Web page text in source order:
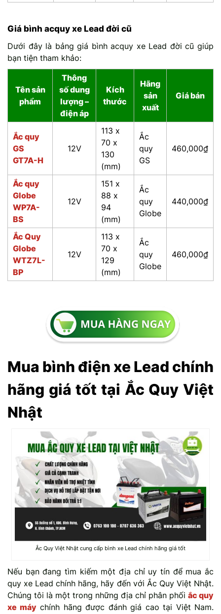
Giá bình acquy xe Lead đời cũ
Dưới đây là bảng giá bình acquy xe Lead đời cũ giúp
bạn tiện tham khảo:
Tên sản
phẩm
Thông
số dung
lượng –
điện áp
Kích
thước
Hãng
sản
xuất
Giá bán
Ắc quy
GS
GT7A-H
12V
113 x
70 x
130
(mm)
Ắc
quy
GS
460,000₫
Ắc quy
Globe
WP7A-
BS
12V
151 x
88 x
94
(mm)
Ắc
quy
Globe
440,000₫
Ắc Quy
Globe
WTZ7L-
BP
12V
113 x
70 x
129
(mm)
Ắc
quy
Globe
460,000₫
Mua bình điện xe Lead chính
hãng giá tốt tại Ắc Quy Việt
Nhật
Ắc Quy Việt Nhật cung cấp bình xe Lead chính hãng giá tốt
Nếu bạn đang tìm kiếm một địa chỉ uy tín để mua ắc
quy xe Lead chính hãng, hãy đến với Ắc Quy Việt Nhật.
Chúng tôi là một trong những địa chỉ phân phối ắc quy
xe máychính hãng được đánh giá cao tại Việt Nam.